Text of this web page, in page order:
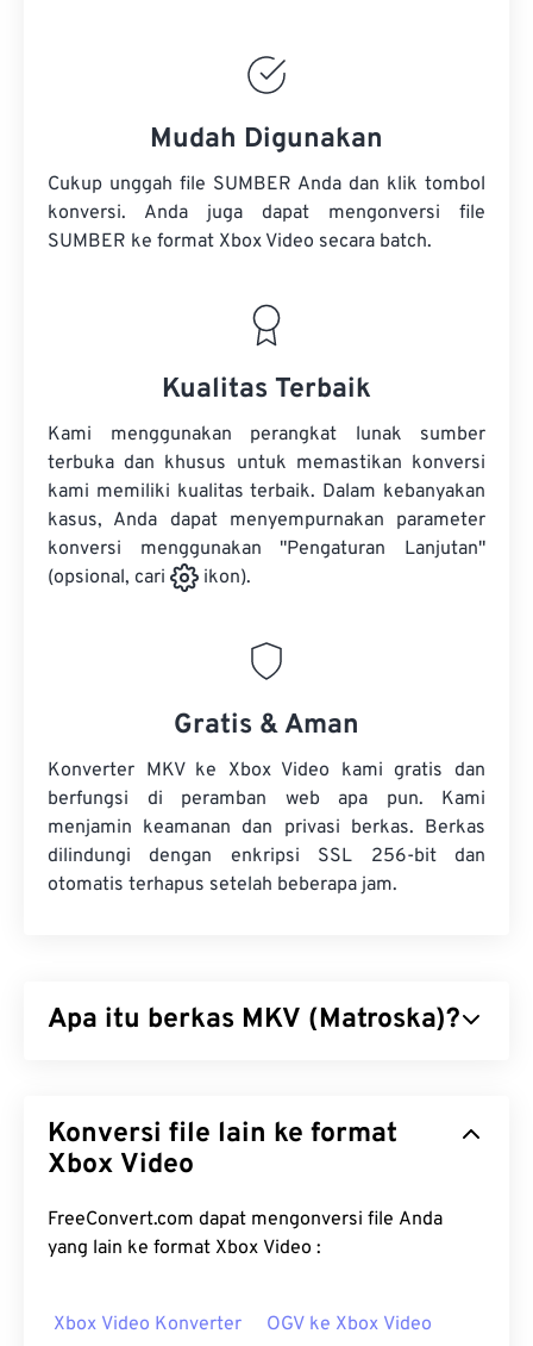
Mudah Digunakan
Cukup unggah file SUMBER Anda dan klik tombol
konversi. Anda juga dapat mengonversi file
SUMBER ke format Xbox Video secara batch.
Kualitas Terbaik
Kami menggunakan perangkat lunak sumber
terbuka dan khusus untuk memastikan konversi
kami memiliki kualitas terbaik. Dalam kebanyakan
kasus, Anda dapat menyempurnakan parameter
konversi menggunakan "Pengaturan Lanjutan"
(opsional, cari
ikon).
Gratis & Aman
Konverter MKV ke Xbox Video kami gratis dan
berfungsi di peramban web apa pun. Kami
menjamin keamanan dan privasi berkas. Berkas
dilindungi dengan enkripsi SSL 256-bit dan
otomatis terhapus setelah beberapa jam.
Apa itu berkas MKV (Matroska)?
berkas audiovisual dan multimedia dalam jumlah
tak terbatas dalam satu format berkas. Karena
menyesuaikannya denganperangkat lunak sumber
terbuka. Namanya berasal dari boneka "
berukuran kecil yang ditumpuk satu di atas yang
Konversi file lain ke format
Xbox Video
FreeConvert.com dapat mengonversi file Anda
yang lain ke format Xbox Video :
Xbox Video Konverter OGV ke Xbox Video